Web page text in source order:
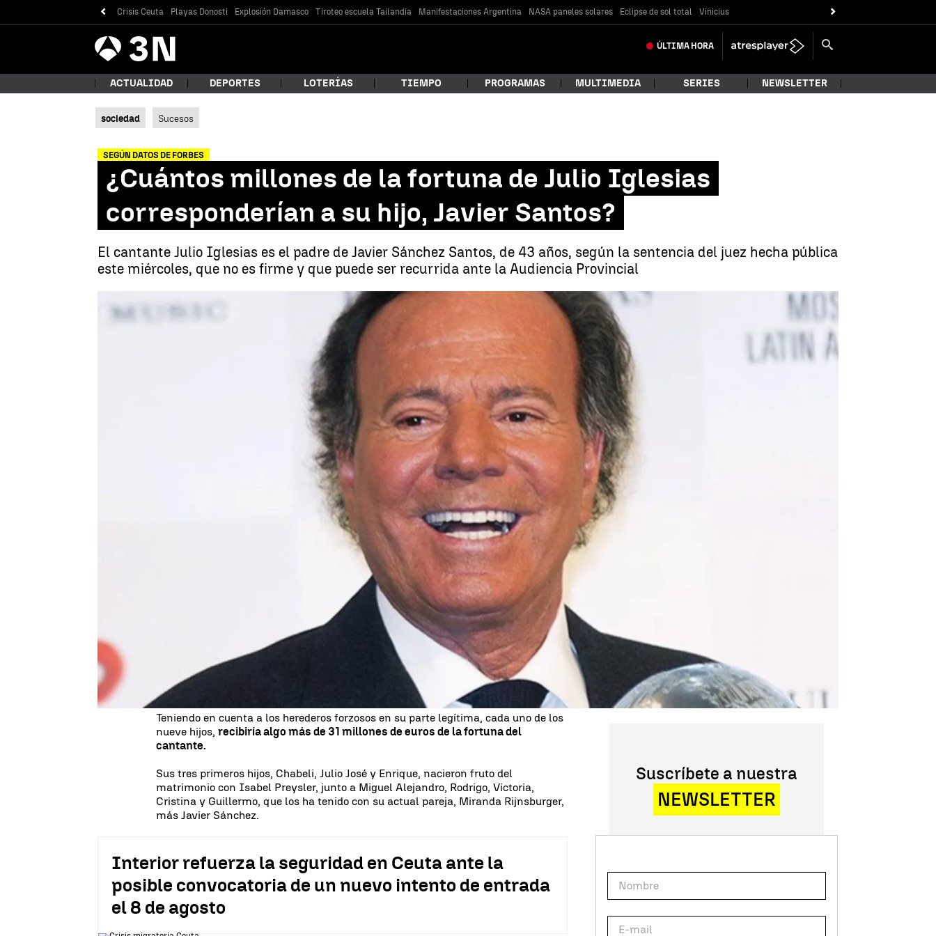
Crisis Ceuta Playas Donosti Explosión Damasco Tiroteo escuela Tailandia Manifestaciones Argentina NASA paneles solares Eclipse de sol total Vinicius
Antena
3 Noticias ÚLTIMA HORA
¿Qué estás buscando?
Buscar
ACTUALIDAD DEPORTES LOTERÍAS TIEMPO PROGRAMAS MULTIMEDIA SERIES NEWSLETTER
sociedad Sucesos
SEGÚN DATOS DE FORBES
¿Cuántos millones de la fortuna de Julio Iglesias
corresponderían a su hijo, Javier Santos?
El cantante Julio Iglesias es el padre de Javier Sánchez Santos, de 43 años, según la sentencia del juez hecha pública
este miércoles, que no es firme y que puede ser recurrida ante la Audiencia Provincial
¿Cuántos millones de la fortuna de Julio Iglesias corresponderían a su hijo, Javier Santos? | Antena 3 Noticias
WhatsappFacebook Linkedin
hijo biológico
del cantante Julio
Así lo consta un fallo en el magistrado estima la demanda la
paternidad de Sánchez. El cantante, que tiene nueve hijos contando a Javier
Sánchez, puede recurrir a la sentencia.
Según Forbes, la fortuna del cantante en 2018 estaba valorada en 850 millones
de euros. Lo que correspondería una tercera parte legítima para los hijos, más
otra tercera parte correspondiente a la parte de mejora, aunque ésta la decida el
propio Iglesias.
Teniendo en cuenta a los herederos forzosos en su parte legítima, cada uno de los
nueve hijos,recibiría algo más de 31 millones de euros de la fortuna del
cantante.
Sus tres primeros hijos, Chabeli, Julio José y Enrique, nacieron fruto del
matrimonio con Isabel Preysler, junto a Miguel Alejandro, Rodrigo, Victoria,
Cristina y Guillermo, que los ha tenido con su actual pareja, Miranda Rijnsburger,
más Javier Sánchez.
Interior refuerza la seguridad en Ceuta ante la
posible convocatoria de un nuevo intento de entrada
el 8 de agosto
Suscríbete a nuestra
NEWSLETTER